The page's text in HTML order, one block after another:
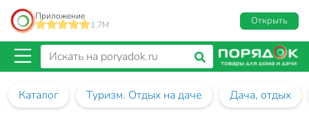
Приложение
1.7M
Открыть
Каталог Туризм. Отдых на даче Дача, отдых